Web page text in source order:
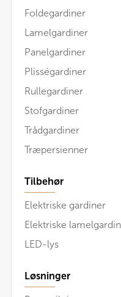
Foldegardiner
Lamelgardiner
Panelgardiner
Plisségardiner
Rullegardiner
Stofgardiner
Trådgardiner
Træpersienner
Tilbehør
Elektriske gardiner
Elektriske
LED-lys
Løsninger